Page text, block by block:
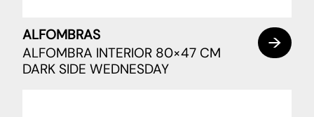
ALFOMBRAS
ALFOMBRA INTERIOR 80×47 CM
DARK SIDE WEDNESDAY